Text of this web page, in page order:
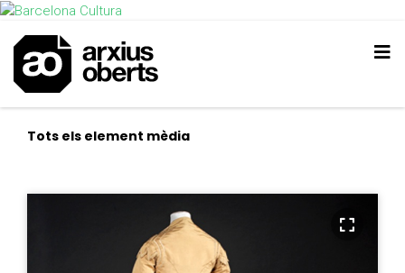
Tots els element mèdia